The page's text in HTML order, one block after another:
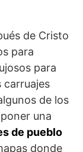
de Cristo
para
para
carruajes
de los
una
de pueblo
donde